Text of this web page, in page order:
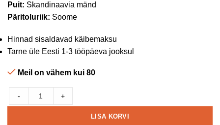
Puit: Skandinaavia mänd
Päritoluriik: Soome
Hinnad sisaldavad käibemaksu
Tarne üle Eesti 1-3 tööpäeva jooksul
Meil on vähem kui 80
- +
LISA KORVI